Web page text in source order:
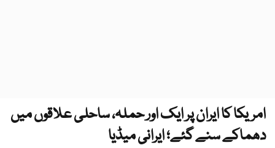
امریکا کا ایران پر ایک اور حملہ، ساحلی علاقوں میں
دھماکے سنے گئے؛ ایرانی میڈیا